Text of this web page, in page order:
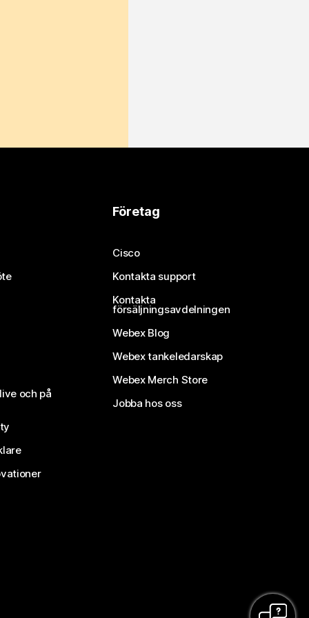
och på
Företag
Cisco
Kontakta support
Kontakta
försäljningsavdelningen
Webex Blog
Webex tankeledarskap
Webex Merch Store
Jobba hos oss